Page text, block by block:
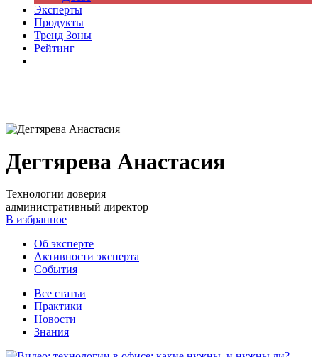
Эксперты
Продукты
Тренд Зоны
Рейтинг
Дегтярева Анастасия
Технологии доверия
административный директор
В избранное
Об эксперте
Активности эксперта
События
Все статьи
Практики
Новости
Знания